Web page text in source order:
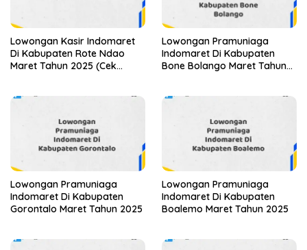
Lowongan Kasir Indomaret
Di Kabupaten Rote Ndao
Maret Tahun 2025 (Cek
Lowongan Pramuniaga
Indomaret Di Kabupaten
Bone Bolango Maret Tahun
Lowongan Pramuniaga
Indomaret Di Kabupaten
Gorontalo Maret Tahun 2025
Lowongan Pramuniaga
Indomaret Di Kabupaten
Boalemo Maret Tahun 2025